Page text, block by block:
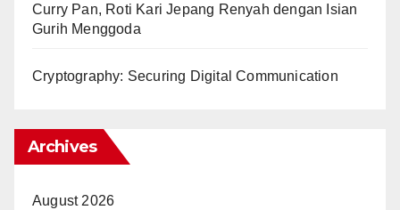
Curry Pan, Roti Kari Jepang Renyah dengan Isian
Gurih Menggoda
Cryptography: Securing Digital Communication
Archives
August 2026